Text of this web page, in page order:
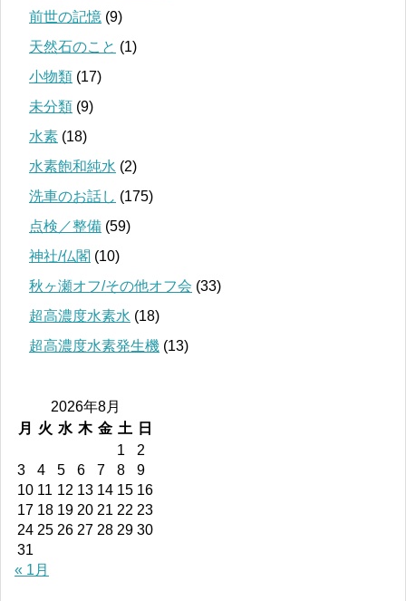
前世の記憶 (9)
天然石のこと (1)
小物類 (17)
未分類 (9)
水素 (18)
水素飽和純水 (2)
洗車のお話し (175)
点検／整備 (59)
神社/仏閣 (10)
秋ヶ瀬オフ/その他オフ会 (33)
超高濃度水素水 (18)
超高濃度水素発生機 (13)
2026年8月
月
火 水 木 金 土
日
1
2
3
4 5 6 7 8
9
10 11 12 13 14 15 16
17 18 19 20 21 22 23
24 25 26 27 28 29 30
31
« 1月